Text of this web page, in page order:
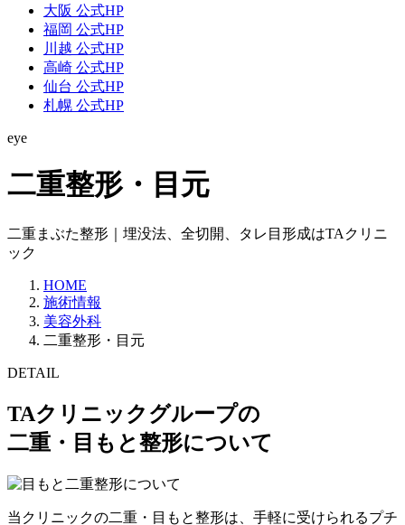
大阪 公式HP
福岡 公式HP
川越 公式HP
高崎 公式HP
仙台 公式HP
札幌 公式HP
eye
二重整形・目元
二重まぶた整形｜埋没法、全切開、タレ目形成はTAクリニ
ック
HOME
施術情報
美容外科
二重整形・目元
DETAIL
TAクリニックグループの
二重・目もと整形について
当クリニックの二重・目もと整形は、 手軽に受けられるプチ